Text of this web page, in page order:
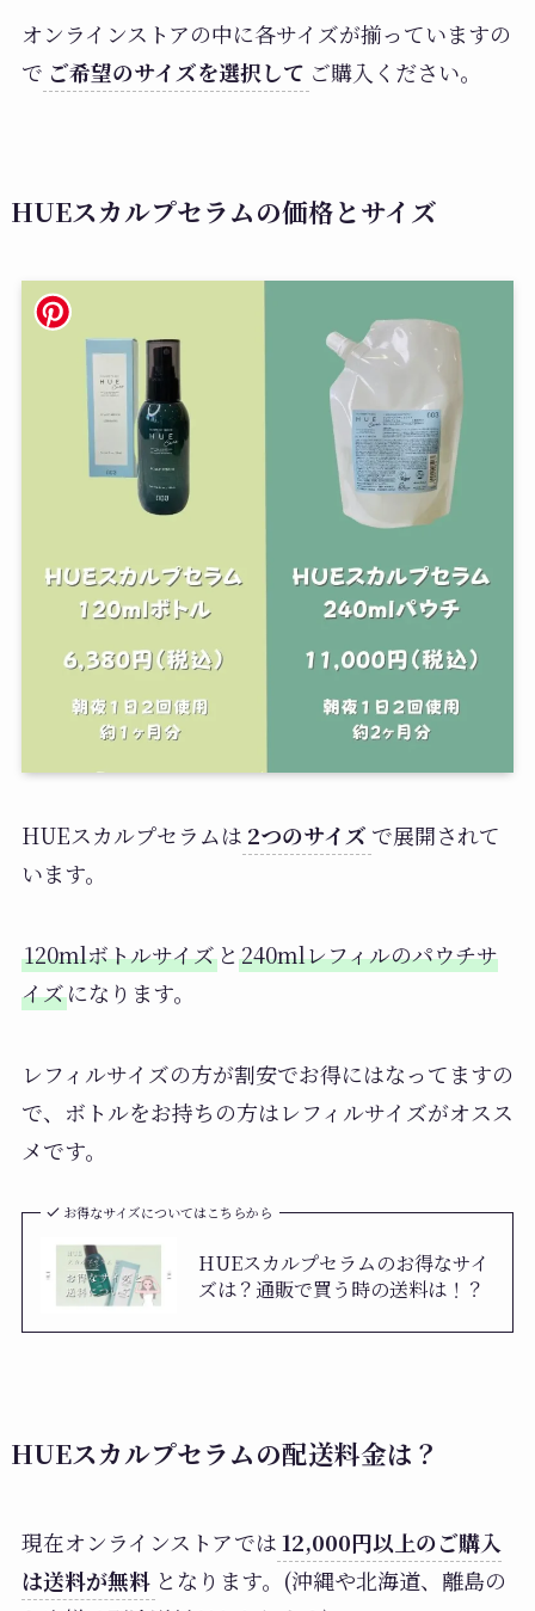
オンラインストアの中に各サイズが揃っていますの
で ご希望のサイズを選択して ご購入ください。
HUEスカルプセラムの価格とサイズ
HUEスカルプセラムは 2つのサイズ で展開されて
います。
120mlボトルサイズと 240mlレフィルのパウチサ
イズになります。
レフィルサイズの方が割安でお得にはなってますの
で、ボトルをお持ちの方はレフィルサイズがオスス
メです。
お得なサイズについてはこちらから
HUEスカルプセラムのお得なサイ
ズは？通販で買う時の送料は！？
HUEスカルプセラムの配送料金は？
現在オンラインストアでは12,000円以上のご購入
は送料が無料 となります。(沖縄や北海道、離島の